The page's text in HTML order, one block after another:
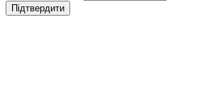
Підтвердити